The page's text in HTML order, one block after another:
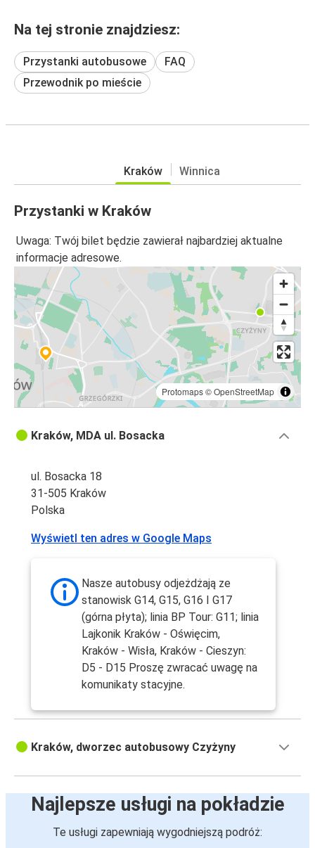
Na tej stronie znajdziesz:
Przystanki autobusowe
FAQ
Przewodnik po mieście
Kraków Winnica
Przystanki w Kraków
Uwaga: Twój bilet będzie zawierał najbardziej aktualne
informacje adresowe.
Protomaps©OpenStreetMap
Kraków, MDA ul. Bosacka
ul. Bosacka 18
31-505 Kraków
Polska
Wyświetl ten adres w Google Maps
Nasze autobusy odjeżdżają ze
stanowisk G14, G15, G16 I G17
(górna płyta); linia BP Tour: G11; linia
Lajkonik Kraków - Oświęcim,
Kraków - Wisła, Kraków - Cieszyn:
D5 - D15 Proszę zwracać uwagę na
komunikaty stacyjne.
Kraków, dworzec autobusowy Czyżyny
Najlepsze usługi na pokładzie
Te usługi zapewniają wygodniejszą podróż: